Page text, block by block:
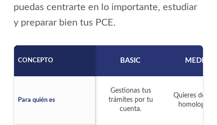
puedas centrarte en lo importante, estudiar
y preparar bien tus PCE.
CONCEPTO BASIC MEDIUM
Para quién es
Gestionas tus
trámites por tu
cuenta.
Quieres